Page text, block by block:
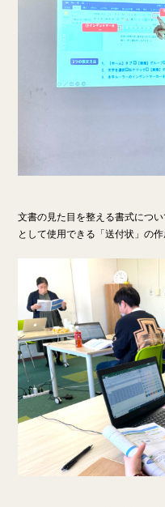
文書の見た目を整える書式につ
として使用できる「送付状」の作